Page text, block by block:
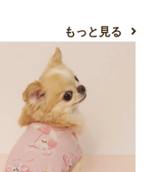
もっと見る